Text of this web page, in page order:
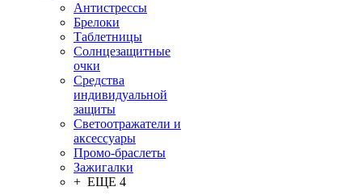
Антистрессы
Брелоки
Таблетницы
Солнцезащитные
очки
Средства
индивидуальной
защиты
Светоотражатели и
аксессуары
Промо-браслеты
Зажигалки
+ ЕЩЕ 4